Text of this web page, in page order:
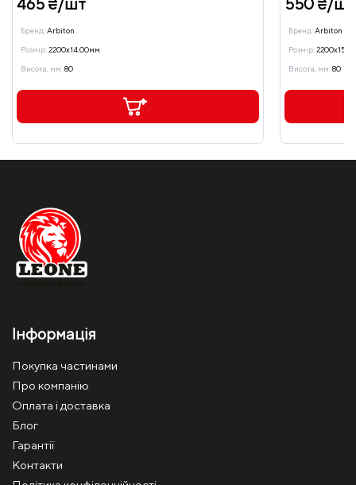
Бренд:Arbiton
Розмір:2200x14.00мм
Висота, мм:80
Бренд:Arbiton
Розмір:
Висота, мм:80
Інформація
Покупка частинами
Про компанію
Оплата і доставка
Блог
Гарантії
Контакти